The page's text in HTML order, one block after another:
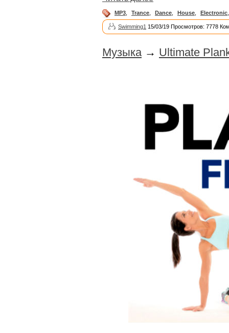
MP3 Trance Dance House Electronic
Swimming1 15/03/19 Просмотров: 7778
Музыка→ Ultimate